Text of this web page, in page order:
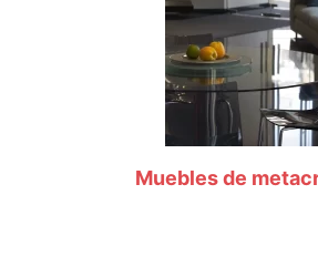
Muebles de